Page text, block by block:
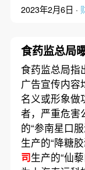
2023年2月6日 ·
食药监总局
食药监总局指
广告宣传内容
名义或形象做
者，严重危
的“参南星口
生产的“降糖
司生产的“仙